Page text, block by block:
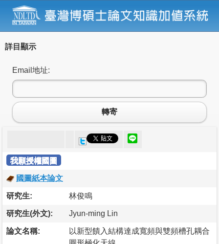
詳目顯示
Email地址:
轉寄
我願授權國圖
國圖紙本論文
研究生: 林俊鳴
研究生(外文): Jyun-ming Lin
論文名稱:
以新型饋入結構達成寬頻與雙頻槽孔耦合